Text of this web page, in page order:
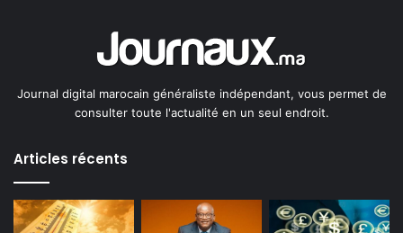
Journal digital marocain généraliste indépendant, vous permet de
consulter toute l'actualité en un seul endroit.
Articles récents